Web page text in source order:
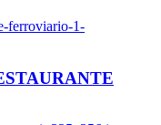
ferroviario-1-